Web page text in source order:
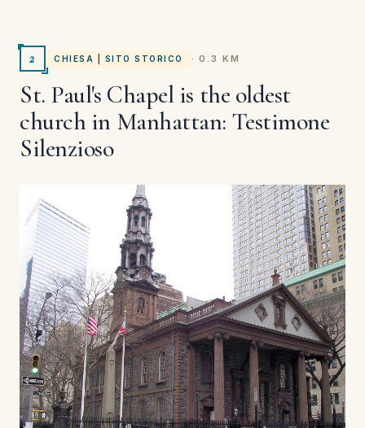
2 CHIESA | SITO STORICO · 0.3 KM
St. Paul's Chapel is the oldest
church in Manhattan: Testimone
Silenzioso